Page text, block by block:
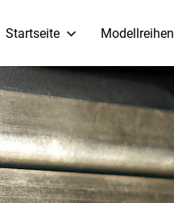
Startseite Modellreihen